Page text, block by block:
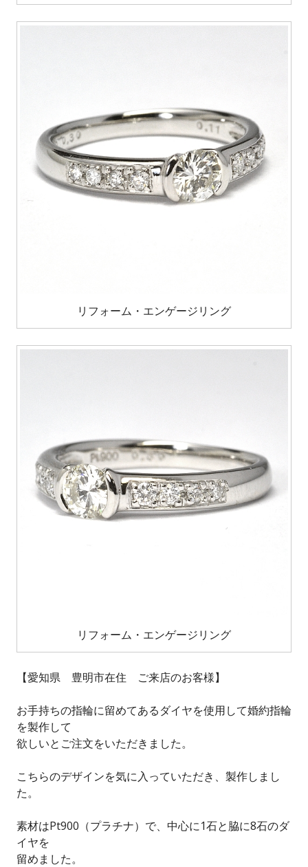
リフォーム・エンゲージリング
リフォーム・エンゲージリング
【愛知県 豊明市在住 ご来店のお客様】
お手持ちの指輪に留めてあるダイヤを使用して婚約指輪
を製作して
欲しいとご注文をいただきました。
こちらのデザインを気に入っていただき、製作しまし
た。
素材はPt900（プラチナ）で、中心に1石と脇に8石のダ
イヤを
留めました。